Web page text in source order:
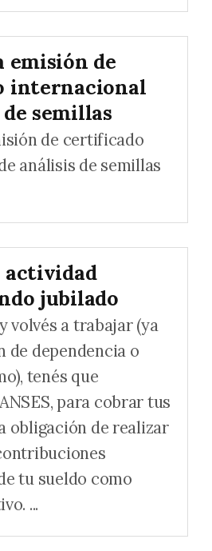
de
internacional
semillas
de certificado
análisis de semillas
actividad
jubilado
volvés a trabajar (ya
de dependencia o
tenés que
para cobrar tus
obligación de realizar
tu sueldo como
...